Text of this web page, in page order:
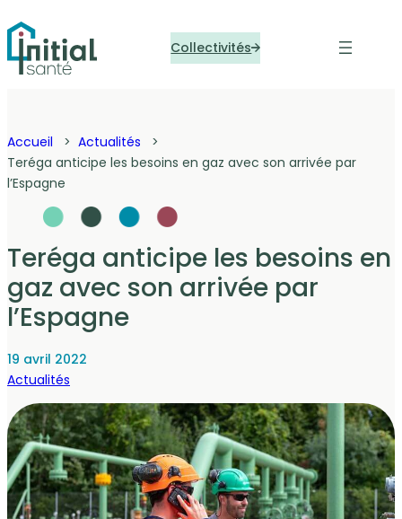
Collectivités
Accueil
Actualités
Teréga anticipe les besoins en gaz avec son arrivée par
l’Espagne
Teréga anticipe les besoins en
gaz avec son arrivée par
l’Espagne
19 avril 2022
Actualités